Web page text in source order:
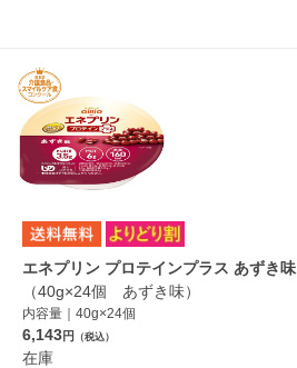
エネプリン プロテインプラス あずき味
（40g×24個 あずき味）
内容量｜40g×24個
6,143円 （税込）
在庫